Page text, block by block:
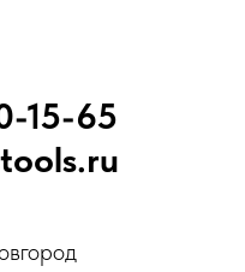
15-65